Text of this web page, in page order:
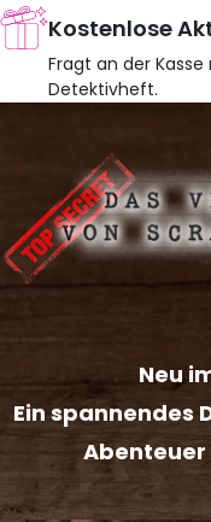
Kostenlose
Fragt an der
Detektivheft.
Neu
Ein spannendes
Abenteuer